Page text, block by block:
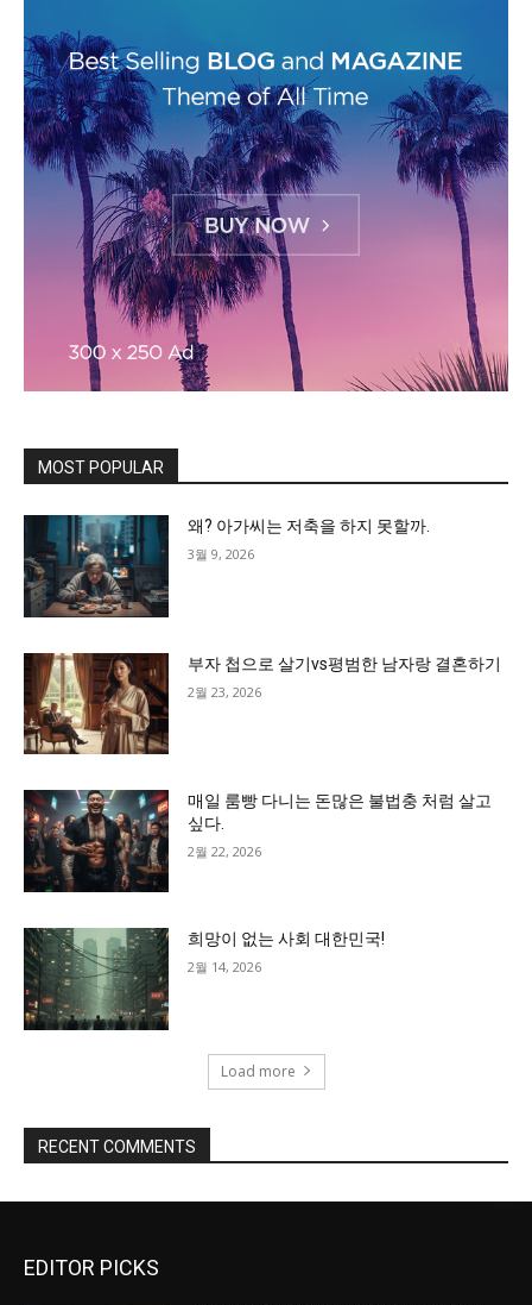
MOST POPULAR
왜? 아가씨는 저축을 하지 못할까.
3월 9, 2026
부자 첩으로 살기vs평범한 남자랑 결혼하기
2월 23, 2026
매일 룸빵 다니는 돈많은 불법충 처럼 살고
싶다.
2월 22, 2026
희망이 없는 사회 대한민국!
2월 14, 2026
Load more
RECENT COMMENTS
EDITOR PICKS